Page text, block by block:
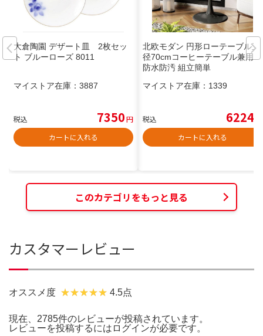
大倉陶園 デザート皿 2枚セッ
ト ブルーローズ 8011
マイストア在庫： 3887
税込 7350円
カートに入れる
北欧モダン 円形ローテーブル直
径70cmコーヒーテーブル兼用
防水防汚 組立簡単
マイストア在庫： 1339
税込 6224
カートに入れる
このカテゴリをもっと見る
カスタマーレビュー
オススメ度 4.5点
現在、2785件のレビューが投稿されています。
レビューを投稿するには ログインが必要です。